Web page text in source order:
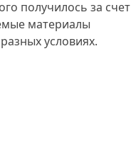
получилось за счет
материалы
условиях.